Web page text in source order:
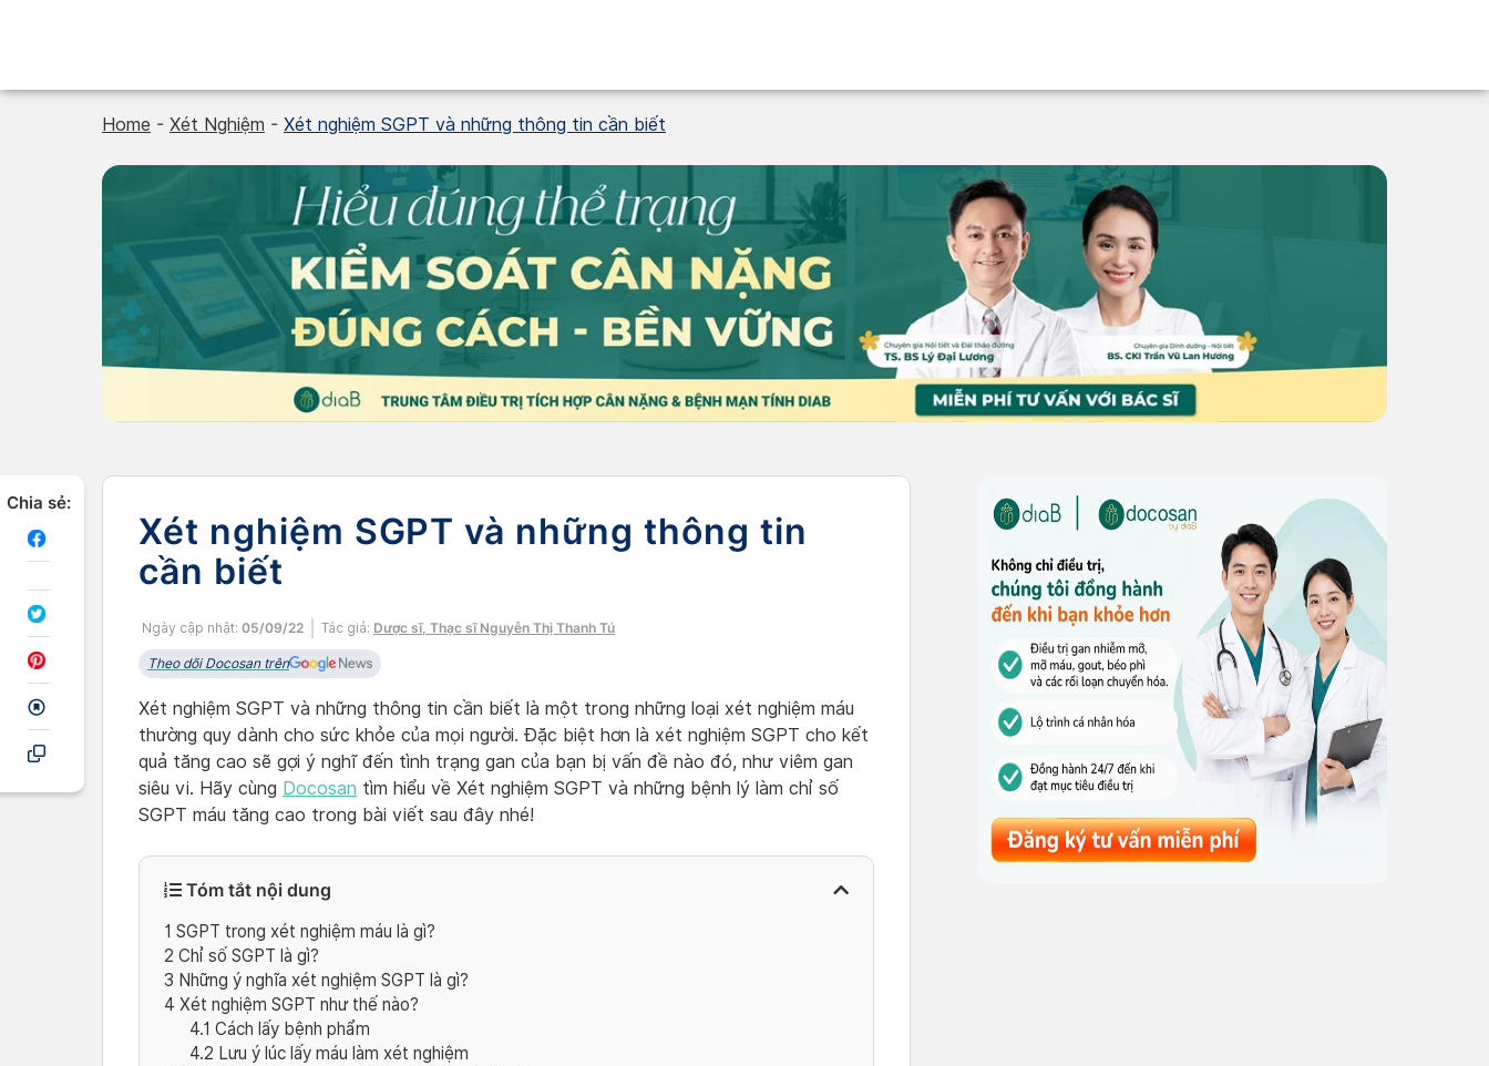
Home - Xét Nghiệm - Xét nghiệm SGPT và những thông tin cần biết
Chia sẻ:
Xét nghiệm SGPT và những thông tin
cần biết
Ngày cập nhật: 05/09/22 Tác giả: Dược sĩ, Thạc sĩ Nguyễn Thị Thanh Tú
Theo dõi Docosan trên
Xét nghiệm SGPT và những thông tin cần biết là một trong những loại xét nghiệm máu
thường quy dành cho sức khỏe của mọi người. Đặc biệt hơn là xét nghiệm SGPT cho kết
quả tăng cao sẽ gợi ý nghĩ đến tình trạng gan của bạn bị vấn đề nào đó, như viêm gan
siêu vi. Hãy cùng Docosan tìm hiểu về Xét nghiệm SGPT và những bệnh lý làm chỉ số
SGPT máu tăng cao trong bài viết sau đây nhé!
Tóm tắt nội dung
1 SGPT trong xét nghiệm máu là gì?
2 Chỉ số SGPT là gì?
3 Những ý nghĩa xét nghiệm SGPT là gì?
4 Xét nghiệm SGPT như thế nào?
4.1 Cách lấy bệnh phẩm
4.2 Lưu ý lúc lấy máu làm xét nghiệm